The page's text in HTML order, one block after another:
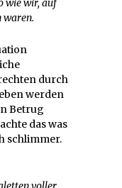
wie wir, auf
waren.
durch
werden
Betrug
das was
schlimmer.